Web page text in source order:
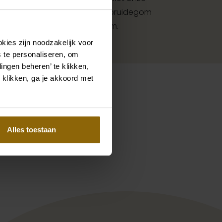
zijn noodzakelijk voor
personaliseren, om
beheren’ te klikken,
klikken, ga je akkoord met
Alles toestaan
accessoires voor bruid en bruidegom
jouw jurk of trouwkostuum.
Pinterest
Ladybird Annamaria LB124BF3